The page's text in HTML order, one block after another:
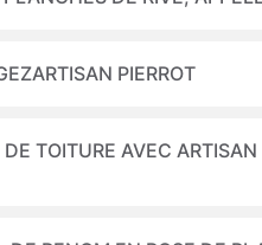
PIERROT
TOITURE AVEC ARTISAN